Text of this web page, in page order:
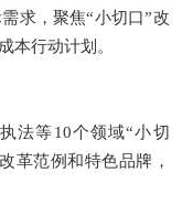
求，聚焦“小切口”改
本行动计划。
法等10个领域“小切
革范例和特色品牌，